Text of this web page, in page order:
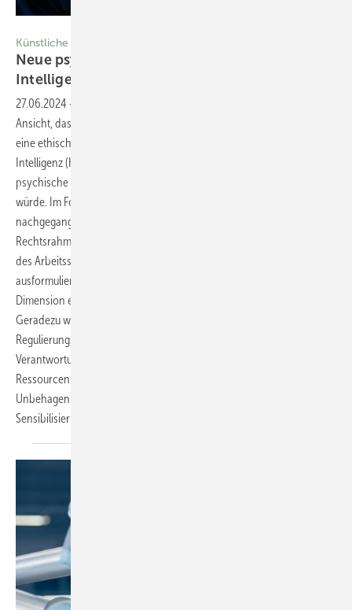
Künstliche Intelligenz
Neue psychische Belastung durch künstliche
Intelligenz?
27.06.2024 -
Ansicht, dass die kommende europäische KI-Verordnung nicht nur
eine ethische Antwort auf den Einsatz von so genannter künstlicher
Intelligenz (KI) liefert, sondern auch der Arbeitsschutz im Hinblick auf
psychische Belastungen entscheidende Impulse dadurch erfahren
würde. Im Folgenden wird in Abgrenzung dazu der These
nachgegangen, dass durch den restriktiven Charakter des
Rechtsrahmens einer Binnenmarktverordnung nur wenige Aspekte
des Arbeitsschutzes berührt beziehungsweise in Anforderungen
ausformuliert werden können und die als „ethisch“ bezeichnete
Dimension einem allenfalls funktional gedachten Ethikbegriff genügt.
Geradezu wie unter einem Brennglas schwelen die vorhandenen
Regulierungsdefizite und subjektivistischen Zuschreibungen der
Verantwortung für psychische Belastungen in Richtung der
Ressourcen der Beschäftigten. Ein kurzer Problemaufriss soll das
Unbehagen dieses Zusammenhangs und den Bedarf der
Sensibilisierung verdeutlichen. Michael